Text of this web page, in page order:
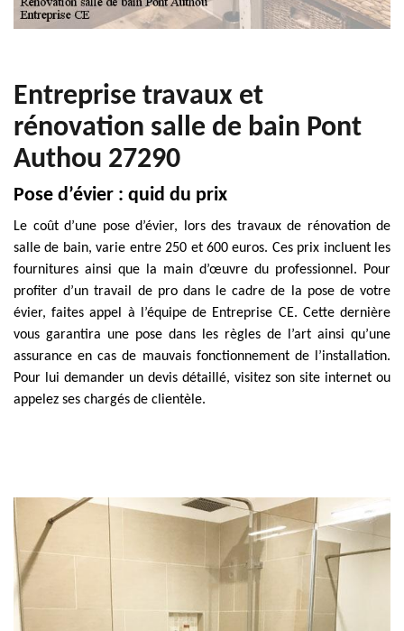
Entreprise travaux et
rénovation salle de bain Pont
Authou 27290
Pose d’évier : quid du prix
Le coût d’une pose d’évier, lors des travaux de rénovation de
salle de bain, varie entre 250 et 600 euros. Ces prix incluent les
fournitures ainsi que la main d’œuvre du professionnel. Pour
profiter d’un travail de pro dans le cadre de la pose de votre
évier, faites appel à l’équipe de Entreprise CE. Cette dernière
vous garantira une pose dans les règles de l’art ainsi qu’une
assurance en cas de mauvais fonctionnement de l’installation.
Pour lui demander un devis détaillé, visitez son site internet ou
appelez ses chargés de clientèle.